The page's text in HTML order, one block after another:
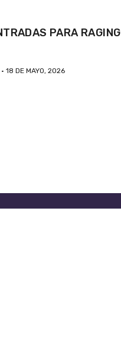
PARA RAGING
18 DE MAYO, 2026